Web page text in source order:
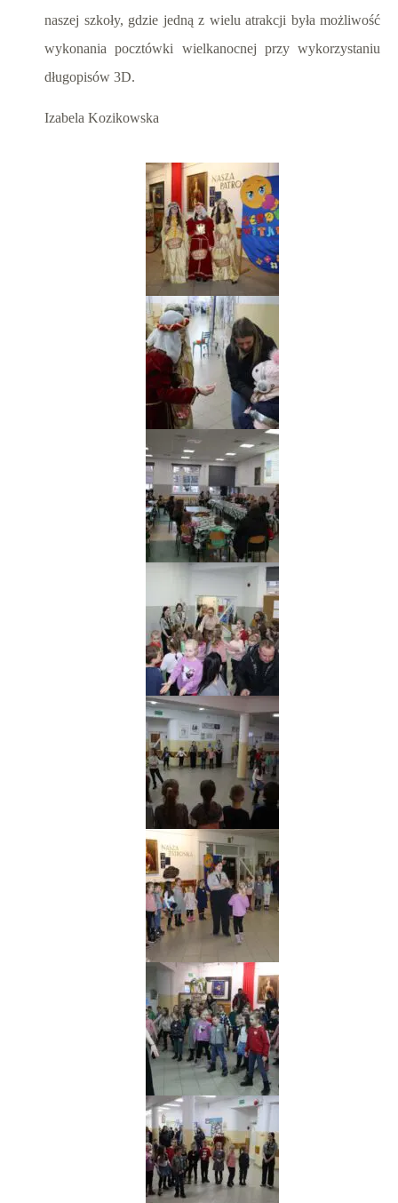
naszej szkoły, gdzie jedną z wielu atrakcji była możliwość
wykonania pocztówki wielkanocnej przy wykorzystaniu
długopisów 3D.
Izabela Kozikowska